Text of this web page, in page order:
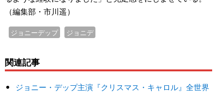
（編集部・市川遥）
ジョニーデップ ジョニデ
関連記事
ジョニー・デップ主演『クリスマス・キャロル』全世界